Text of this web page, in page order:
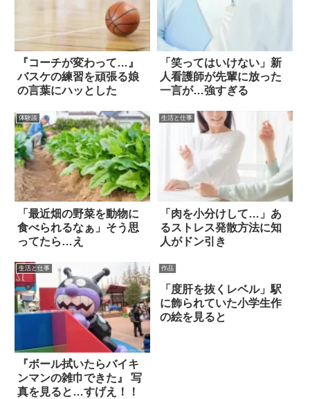
『コーチが変わって…』
バスケの練習を頑張る娘
の言葉にハッとした
「笑ってはいけない」新
人看護師が先輩に放った
一言が…強すぎる
体験談
「最近畑の野菜を動物に
食べられるなぁ」そう思
ってたら…え
生活と仕事
「肉を小分けして…」あ
るストレス発散方法に知
人がドン引き
生活と仕事
『ボール拭いたらバイキ
ンマンの雑巾できた』 写
真を見ると…すげえ！！
作品
「度肝を抜くレベル」駅
に飾られていた小学生作
の絵を見ると